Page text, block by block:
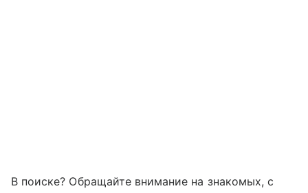
В поиске? Обращайте внимание на знакомых, с